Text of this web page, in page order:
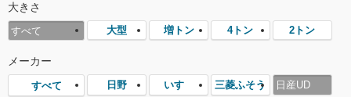
大きさ
すべて 大型 増トン 4トン 2トン
メーカー
すべて 日野 いすゞ 三菱ふそう 日産UD